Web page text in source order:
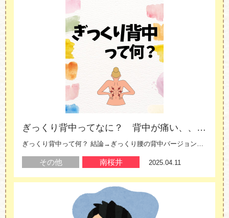
ぎっくり背中ってなに？ 背中が痛い、、、動けない、、、
ぎっくり背中って何？ 結論→ぎっくり腰の背中バージョンだと思っていただければいいかと思……
その他 南桜井 2025.04.11